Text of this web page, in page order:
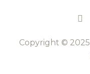
Copyright © 2025